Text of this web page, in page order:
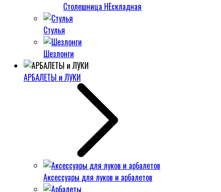
Столешница НЕскладная
Стулья
Шезлонги
АРБАЛЕТЫ и ЛУКИ
Аксессуары для луков и арбалетов